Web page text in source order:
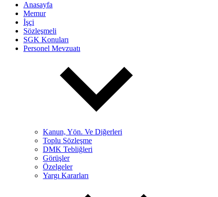
Anasayfa
Memur
İşçi
Sözleşmeli
SGK Konuları
Personel Mevzuatı
Kanun, Yön. Ve Diğerleri
Toplu Sözleşme
DMK Tebliğleri
Görüşler
Özelgeler
Yargı Kararları